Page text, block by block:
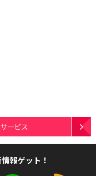
ービス
報ゲット！